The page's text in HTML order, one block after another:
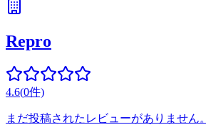
Repro
4.6(0件)
まだ投稿されたレビューがありません。